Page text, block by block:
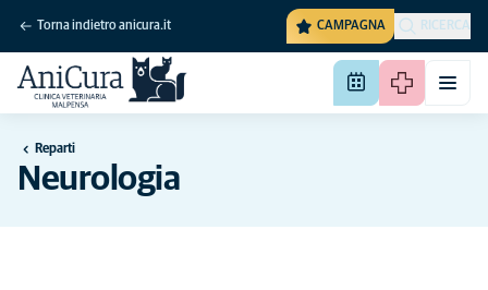
Torna indietro anicura.it CAMPAGNA RICERCA
Reparti
Neurologia